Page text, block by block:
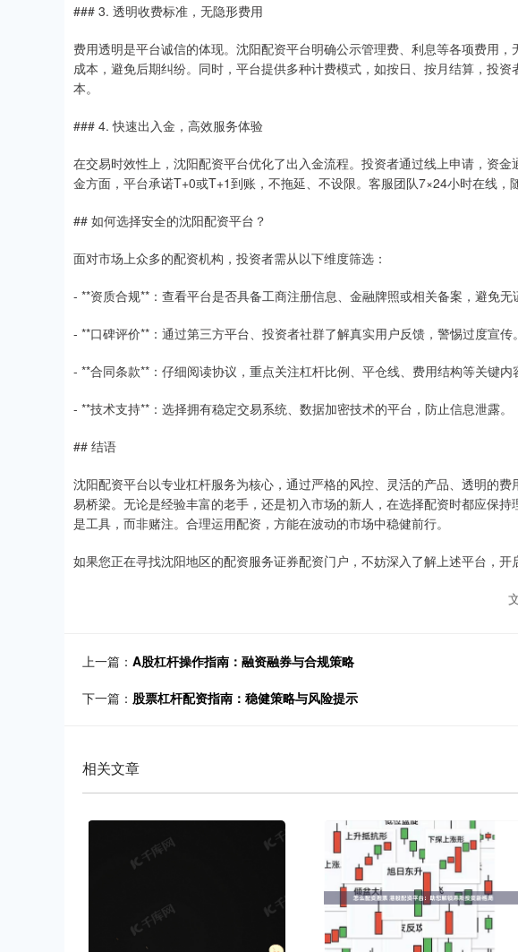
### 3. 透明收费标准，无隐形费用
费用透明是平台诚信的体现。沈阳配资平台明确公示管理费、利息等各项费用
成本，避免后期纠纷。同时，平台提供多种计费模式，如按日、按月结算，投
本。
### 4. 快速出入金，高效服务体验
在交易时效性上，沈阳配资平台优化了出入金流程。投资者通过线上申请，资
金方面，平台承诺T+0或T+1到账，不拖延、不设限。客服团队7×24小时在线，
## 如何选择安全的沈阳配资平台？
面对市场上众多的配资机构，投资者需从以下维度筛选：
- **资质合规**：查看平台是否具备工商注册信息、金融牌照或相关备案，避免无
- **口碑评价**：通过第三方平台、投资者社群了解真实用户反馈，警惕过度宣传。
- **合同条款**：仔细阅读协议，重点关注杠杆比例、平仓线、费用结构等关键内
- **技术支持**：选择拥有稳定交易系统、数据加密技术的平台，防止信息泄露。
## 结语
沈阳配资平台以专业杠杆服务为核心，通过严格的风控、灵活的产品、透明的
易桥梁。无论是经验丰富的老手，还是初入市场的新人，在选择配资时都应保
是工具，而非赌注。合理运用配资，方能在波动的市场中稳健前行。
如果您正在寻找沈阳地区的配资服务证券配资门户，不妨深入了解上述平台，开
上一篇： A股杠杆操作指南：融资融券与合规策略
下一篇： 股票杠杆配资指南：稳健策略与风险提示
相关文章